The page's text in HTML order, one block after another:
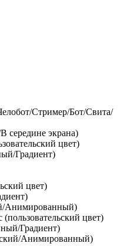
Стример/Бот/Свита/
середине экрана)
цвет)
Градиент)
цвет)
Анимированный)
цвет)
Градиент)
Анимированный)